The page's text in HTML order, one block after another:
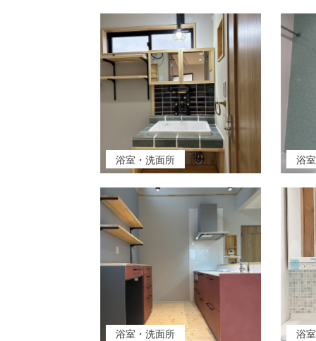
浴室・洗面所 浴
浴室・洗面所 浴